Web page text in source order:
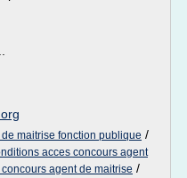
maitrise fonction publique /
acces concours agent
agent de maitrise /